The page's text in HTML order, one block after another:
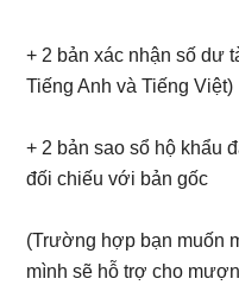
+ 2 bản xác nhận số dư
Tiếng Anh và Tiếng Việt)
+ 2 bản sao sổ hộ khẩu
đối chiếu với bản gốc
(Trường hợp bạn muốn
mình sẽ hỗ trợ cho